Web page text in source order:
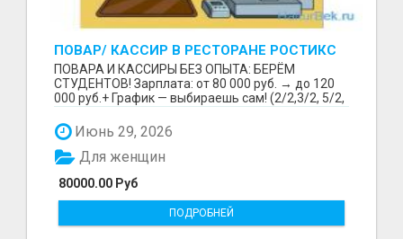
ПОВАР/ КАССИР В РЕСТОРАНЕ РОСТИКС
(КФС)
ПОВАРА И КАССИРЫ БЕЗ ОПЫТА: БЕРЁМ
СТУДЕНТОВ! Зарплата: от 80 000 руб. → до 120
000 руб.+ График — выбираешь сам! (2/2,3/2, 5/2,
Июнь 29, 2026
80000.00 Руб
Для женщин
ПОДРОБНЕЙ